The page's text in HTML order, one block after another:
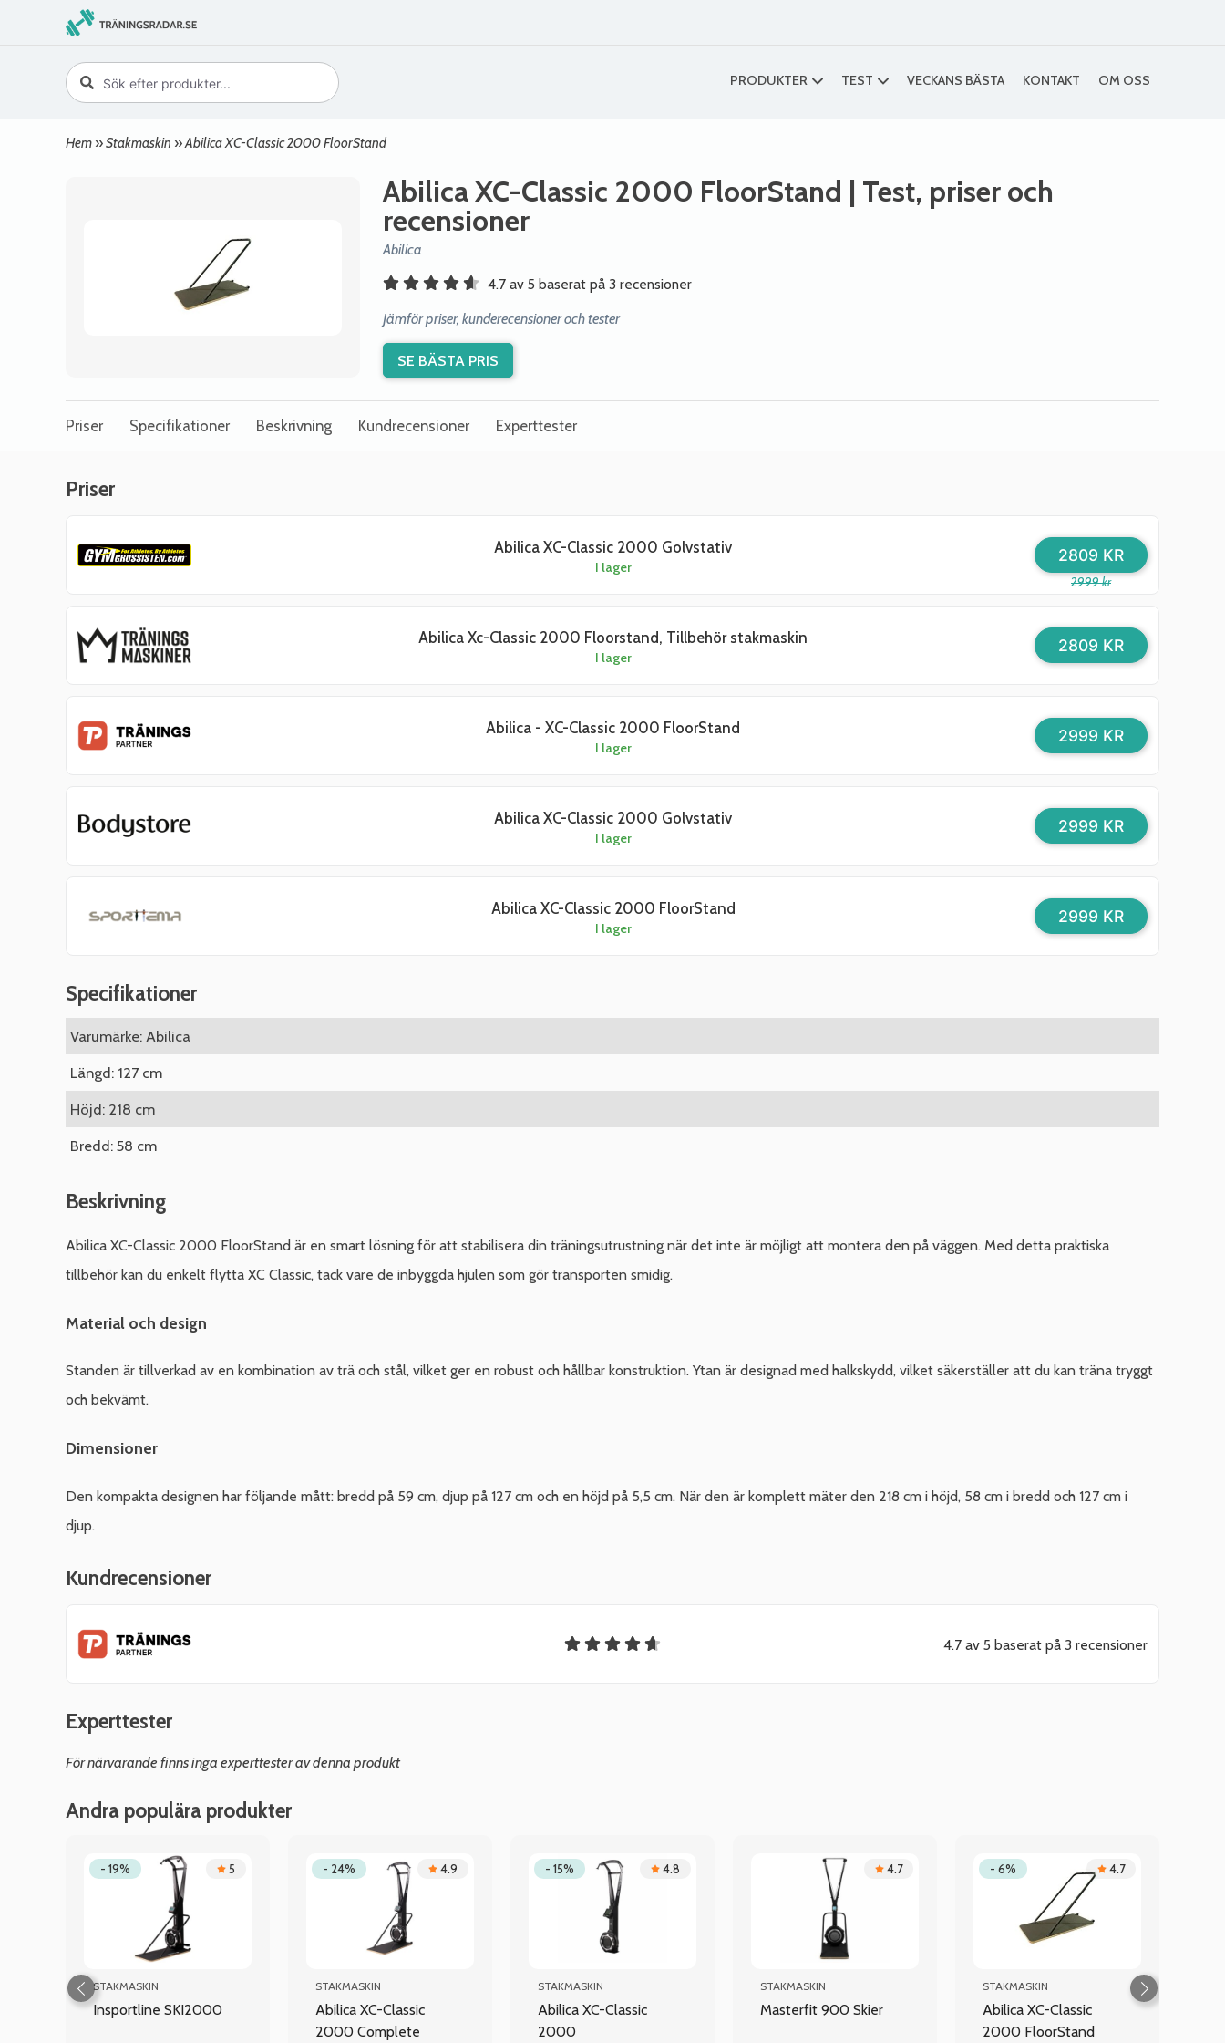
PRODUKTER TEST VECKANS BÄSTA KONTAKT OM OSS
Hem »Stakmaskin »Abilica XC-Classic 2000 FloorStand
Abilica XC-Classic 2000 FloorStand | Test, priser och
recensioner
Abilica
4.7 av 5 baserat på 3 recensioner
Jämför priser, kunderecensioner och tester
SE BÄSTA PRIS
Priser Specifikationer Beskrivning Kundrecensioner Experttester
Priser
Abilica XC-Classic 2000 Golvstativ
I lager
2999 kr
2809 KR
Abilica Xc-Classic 2000 Floorstand, Tillbehör stakmaskin
I lager
2809 KR
Abilica - XC-Classic 2000 FloorStand
I lager
2999 KR
Abilica XC-Classic 2000 Golvstativ
I lager
2999 KR
Abilica XC-Classic 2000 FloorStand
I lager
2999 KR
Specifikationer
Varumärke: Abilica
Längd: 127 cm
Höjd: 218 cm
Bredd: 58 cm
Beskrivning
Abilica XC-Classic 2000 FloorStand är en smart lösning för att stabilisera din träningsutrustning när det inte är möjligt att montera den på väggen. Med detta praktiska
tillbehör kan du enkelt flytta XC Classic, tack vare de inbyggda hjulen som gör transporten smidig.
Material och design
Standen är tillverkad av en kombination av trä och stål, vilket ger en robust och hållbar konstruktion. Ytan är designad med halkskydd, vilket säkerställer att du kan träna tryggt
och bekvämt.
Dimensioner
Den kompakta designen har följande mått: bredd på 59 cm, djup på 127 cm och en höjd på 5,5 cm. När den är komplett mäter den 218 cm i höjd, 58 cm i bredd och 127 cm i
djup.
Kundrecensioner
4.7 av 5 baserat på 3 recensioner
Experttester
För närvarande finns inga experttester av denna produkt
Andra populära produkter
- 19% 5
STAKMASKIN
Insportline SKI2000
- 24% 4.9
STAKMASKIN
Abilica XC-Classic
2000 Complete
- 15% 4.8
STAKMASKIN
Abilica XC-Classic
2000
4.7
STAKMASKIN
Masterfit 900 Skier
- 6% 4.7
STAKMASKIN
Abilica XC-Classic
2000 FloorStand